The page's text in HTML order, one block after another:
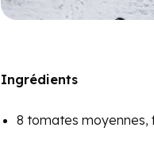
Ingrédients
8 tomates moyennes,